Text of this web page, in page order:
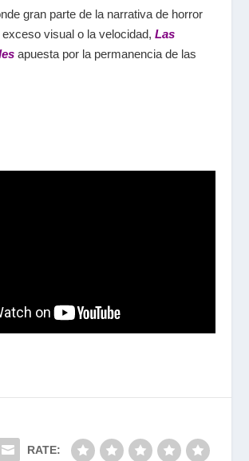
gran parte de la narrativa de horror
visual o la velocidad, Las
apuestapor la permanencia de las
RATE: